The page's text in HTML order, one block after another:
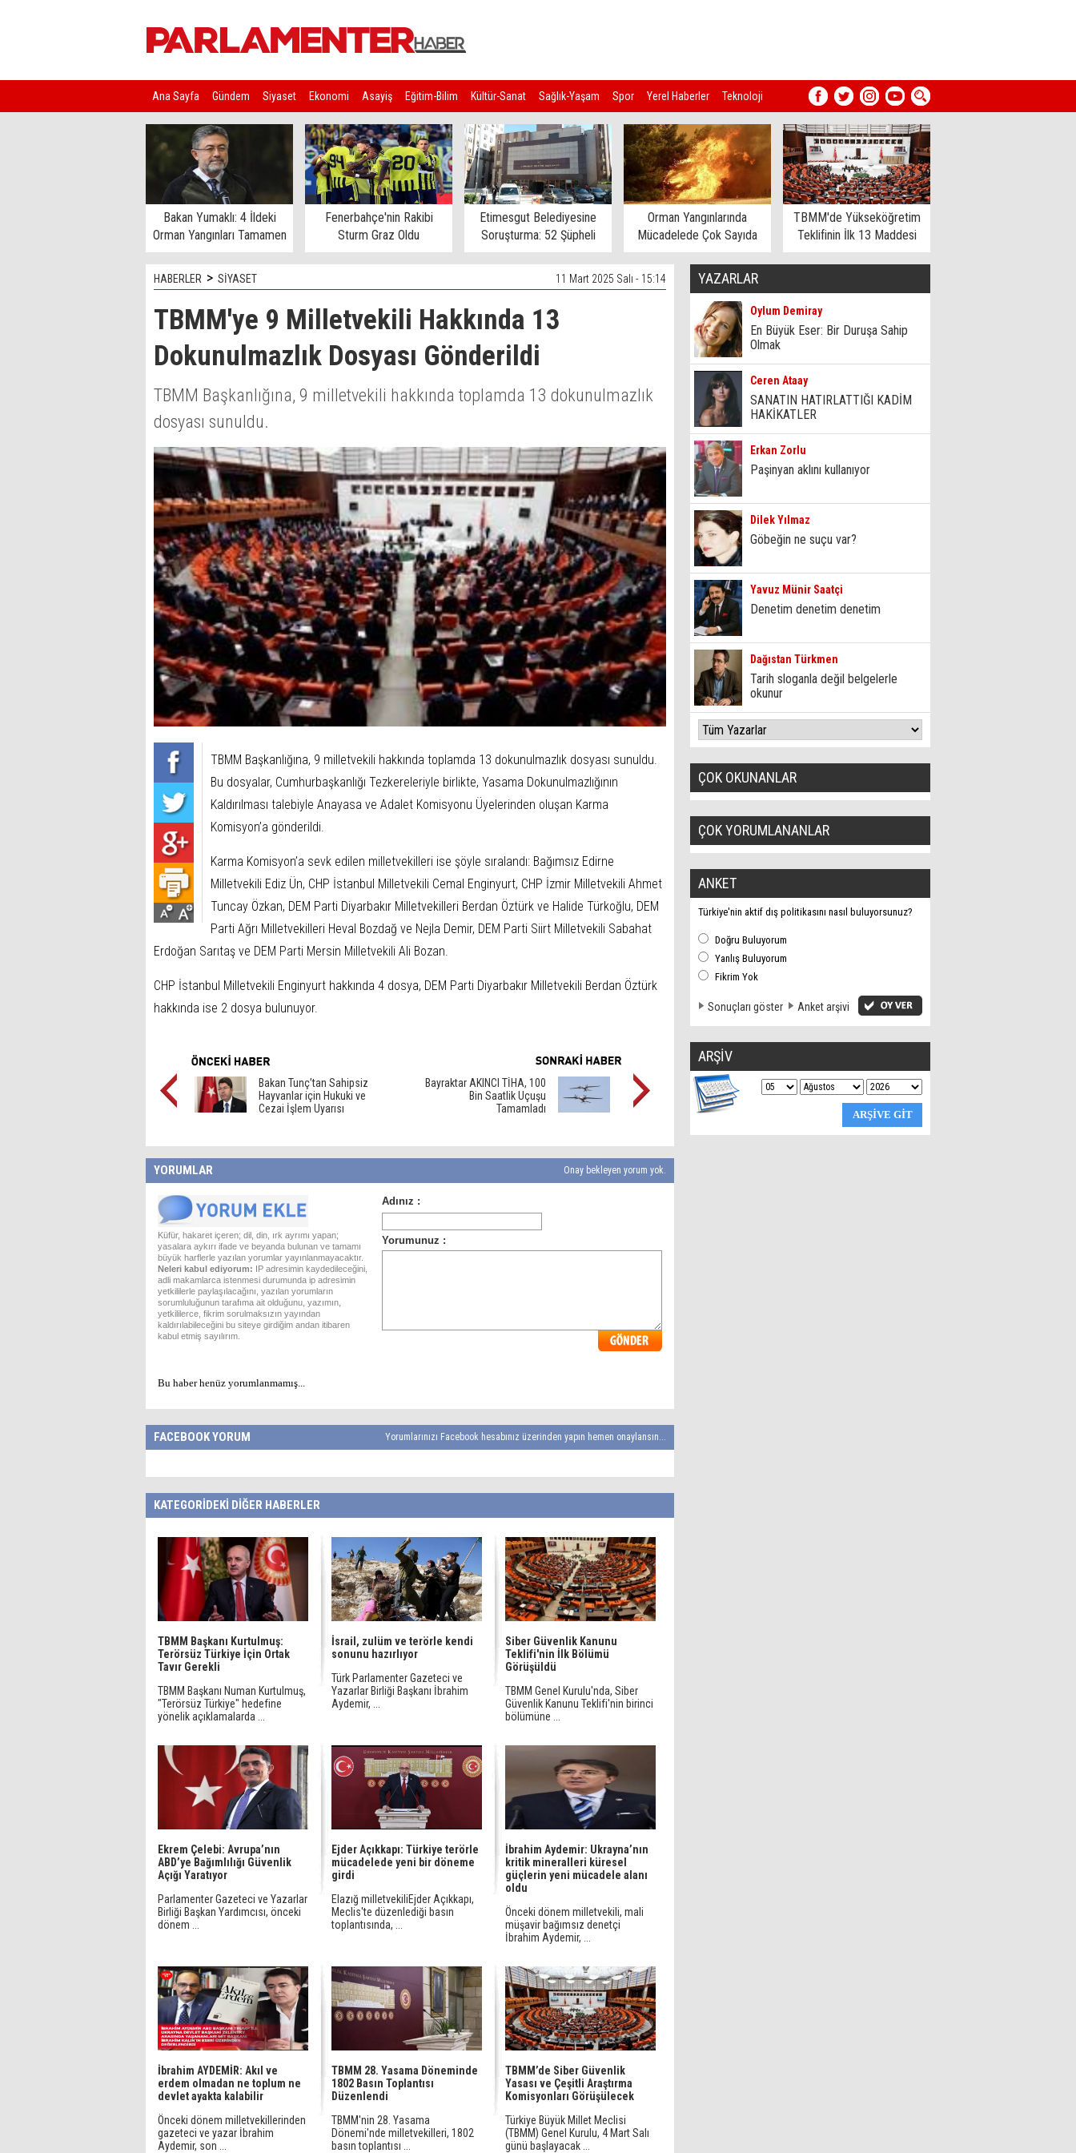
Ana Sayfa Gündem Siyaset Ekonomi Asayiş Eğitim-Bilim Kültür-Sanat Sağlık-Yaşam Spor Yerel Haberler Teknoloji
Kim Kimdir?
Bakan Yumaklı: 4 İldeki
Orman Yangınları Tamamen
Kontrol Altında
Fenerbahçe'nin Rakibi
Sturm Graz Oldu
Etimesgut Belediyesine
Soruşturma: 52 Şüpheli
Gözaltına Alındı
Orman Yangınlarında
Mücadelede Çok Sayıda
Ev Tahliye Edildi
TBMM'de Yükseköğretim
Teklifinin İlk 13 Maddesi
Kabul Edildi
HABERLER > SİYASET 11 Mart 2025 Salı - 15:14
TBMM'ye 9 Milletvekili Hakkında 13
Dokunulmazlık Dosyası Gönderildi
TBMM Başkanlığına, 9 milletvekili hakkında toplamda 13 dokunulmazlık
dosyası sunuldu.
TBMM Başkanlığına, 9 milletvekili hakkında toplamda 13 dokunulmazlık dosyası sunuldu.
Bu dosyalar, Cumhurbaşkanlığı Tezkereleriyle birlikte, Yasama Dokunulmazlığının
Kaldırılması talebiyle Anayasa ve Adalet Komisyonu Üyelerinden oluşan Karma
Komisyon’a gönderildi.
Karma Komisyon’a sevk edilen milletvekilleri ise şöyle sıralandı: Bağımsız Edirne
Milletvekili Ediz Ün, CHP İstanbul Milletvekili Cemal Enginyurt, CHP İzmir Milletvekili Ahmet
Tuncay Özkan, DEM Parti Diyarbakır Milletvekilleri Berdan Öztürk ve Halide Türkoğlu, DEM
Parti Ağrı Milletvekilleri Heval Bozdağ ve Nejla Demir, DEM Parti Siirt Milletvekili Sabahat
Erdoğan Sarıtaş ve DEM Parti Mersin Milletvekili Ali Bozan.
CHP İstanbul Milletvekili Enginyurt hakkında 4 dosya, DEM Parti Diyarbakır Milletvekili Berdan Öztürk
hakkında ise 2 dosya bulunuyor.
Bakan Tunç’tan Sahipsiz
Hayvanlar için Hukuki ve
Cezai İşlem Uyarısı
Bayraktar AKINCI TİHA, 100
Bin Saatlik Uçuşu
Tamamladı
YORUMLAR Onay bekleyen yorum yok.
Küfür, hakaret içeren; dil, din, ırk ayrımı yapan;
yasalara aykırı ifade ve beyanda bulunan ve tamamı
büyük harflerle yazılan yorumlar yayınlanmayacaktır.
Neleri kabul ediyorum: IP adresimin kaydedileceğini,
adli makamlarca istenmesi durumunda ip adresimin
yetkililerle paylaşılacağını, yazılan yorumların
sorumluluğunun tarafıma ait olduğunu, yazımın,
yetkililerce, fikrim sorulmaksızın yayından
kaldırılabileceğini bu siteye girdiğim andan itibaren
kabul etmiş sayılırım.
Bu haber henüz yorumlanmamış...
FACEBOOK YORUM Yorumlarınızı Facebook hesabınız üzerinden yapın hemen onaylansın...
KATEGORİDEKİ DİĞER HABERLER
TBMM Başkanı Kurtulmuş:
Terörsüz Türkiye İçin Ortak
Tavır Gerekli
TBMM Başkanı Numan Kurtulmuş,
"Terörsüz Türkiye" hedefine
yönelik açıklamalarda ...
İsrail, zulüm ve terörle kendi
sonunu hazırlıyor
Türk Parlamenter Gazeteci ve
Yazarlar Birliği Başkanı İbrahim
Aydemir, ...
Siber Güvenlik Kanunu
Teklifi'nin İlk Bölümü
Görüşüldü
TBMM Genel Kurulu'nda, Siber
Güvenlik Kanunu Teklifi'nin birinci
bölümüne ...
Ekrem Çelebi: Avrupa’nın
ABD’ye Bağımlılığı Güvenlik
Açığı Yaratıyor
Parlamenter Gazeteci ve Yazarlar
Birliği Başkan Yardımcısı, önceki
dönem ...
Ejder Açıkkapı: Türkiye terörle
mücadelede yeni bir döneme
girdi
Elazığ milletvekiliEjder Açıkkapı,
Meclis'te düzenlediği basın
toplantısında, ...
İbrahim Aydemir: Ukrayna’nın
kritik mineralleri küresel
güçlerin yeni mücadele alanı
oldu
Önceki dönem milletvekili, mali
müşavir bağımsız denetçi
İbrahim Aydemir, ...
İbrahim AYDEMİR: Akıl ve
erdem olmadan ne toplum ne
devlet ayakta kalabilir
Önceki dönem milletvekillerinden
gazeteci ve yazar İbrahim
Aydemir, son ...
TBMM 28. Yasama Döneminde
1802 Basın Toplantısı
Düzenlendi
TBMM'nin 28. Yasama
Dönemi'nde milletvekilleri, 1802
basın toplantısı ...
TBMM’de Siber Güvenlik
Yasası ve Çeşitli Araştırma
Komisyonları Görüşülecek
Türkiye Büyük Millet Meclisi
(TBMM) Genel Kurulu, 4 Mart Salı
günü başlayacak ...
YAZARLAR
Oylum Demiray
En Büyük Eser: Bir Duruşa Sahip
Olmak
Ceren Ataay
SANATIN HATIRLATTIĞI KADİM
HAKİKATLER
Erkan Zorlu
Paşinyan aklını kullanıyor
Dilek Yılmaz
Göbeğin ne suçu var?
Yavuz Münir Saatçi
Denetim denetim denetim
Dağıstan Türkmen
Tarih sloganla değil belgelerle
okunur
ÇOK OKUNANLAR
ÇOK YORUMLANANLAR
ANKET
Türkiye'nin aktif dış politikasını nasıl buluyorsunuz?
Doğru Buluyorum
Yanlış Buluyorum
Fikrim Yok
Sonuçları göster Anket arşivi
ARŞİV